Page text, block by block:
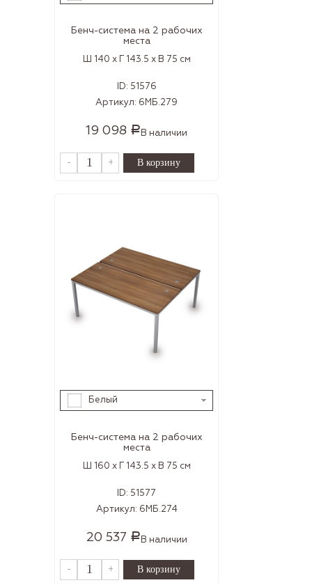
Бенч-система на 2 рабочих
места
Ш 140 x Г 143.5 x В 75 см
ID: 51576
Артикул: 6МБ.279
19 098 Р В наличии
- +
Белый
Бенч-система на 2 рабочих
места
Ш 160 x Г 143.5 x В 75 см
ID: 51577
Артикул: 6МБ.274
20 537 Р В наличии
- +